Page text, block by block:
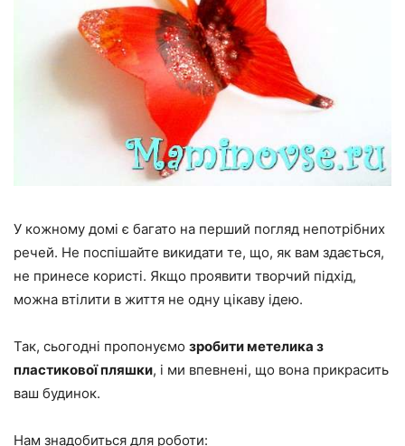
У кожному домі є багато на перший погляд непотрібних
речей. Не поспішайте викидати те, що, як вам здається,
не принесе користі. Якщо проявити творчий підхід,
можна втілити в життя не одну цікаву ідею.
Так, сьогодні пропонуємо зробити метелика з
пластикової пляшки, і ми впевнені, що вона прикрасить
ваш будинок.
Нам знадобиться для роботи: